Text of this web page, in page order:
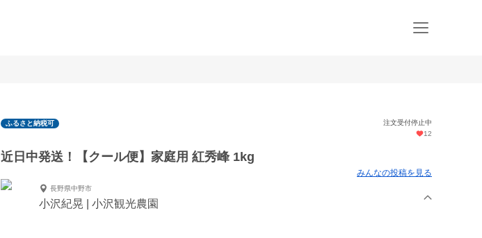
ふるさと納税可
注文受付停止中
12
近日中発送！【クール便】家庭用 紅秀峰 1kg
みんなの投稿を見る
長野県中野市
小沢紀晃 | 小沢観光農園